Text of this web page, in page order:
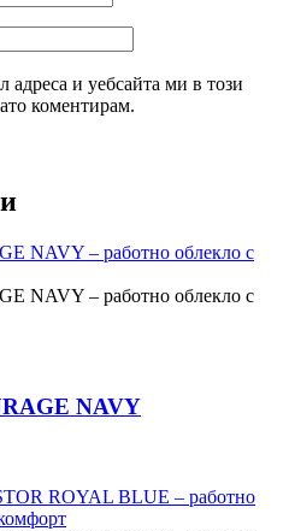
адреса и уебсайта ми в този
коментирам.
NAVY